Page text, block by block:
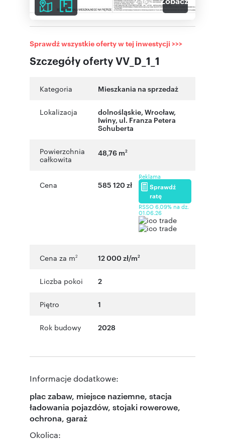
Szczegóły oferty VV_D_1_1
Sprawdź wszystkie oferty w tej inwestycji >>>
Kategoria Mieszkania na sprzedaż
Lokalizacja dolnośląskie, Wrocław,
Iwiny, ul. Franza Petera
Schuberta
Powierzchnia
całkowita
48,76 m2
Cena 585 120 zł
Reklama
Sprawdź
ratę
RSSO 6,09% na dz.
01.06.26
Cena za m2 12 000 zł/m2
Liczba pokoi 2
Piętro 1
Rok budowy 2028
Informacje dodatkowe:
plac zabaw, miejsce naziemne, stacja
ładowania pojazdów, stojaki rowerowe,
ochrona, garaż
Okolica: